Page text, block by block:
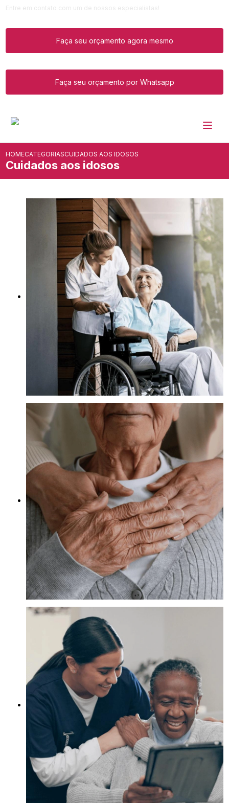
Faça seu orçamento agora mesmo
Faça seu orçamento por Whatsapp
HOMECATEGORIASCUIDADOS AOS IDOSOS
Cuidados aos idosos